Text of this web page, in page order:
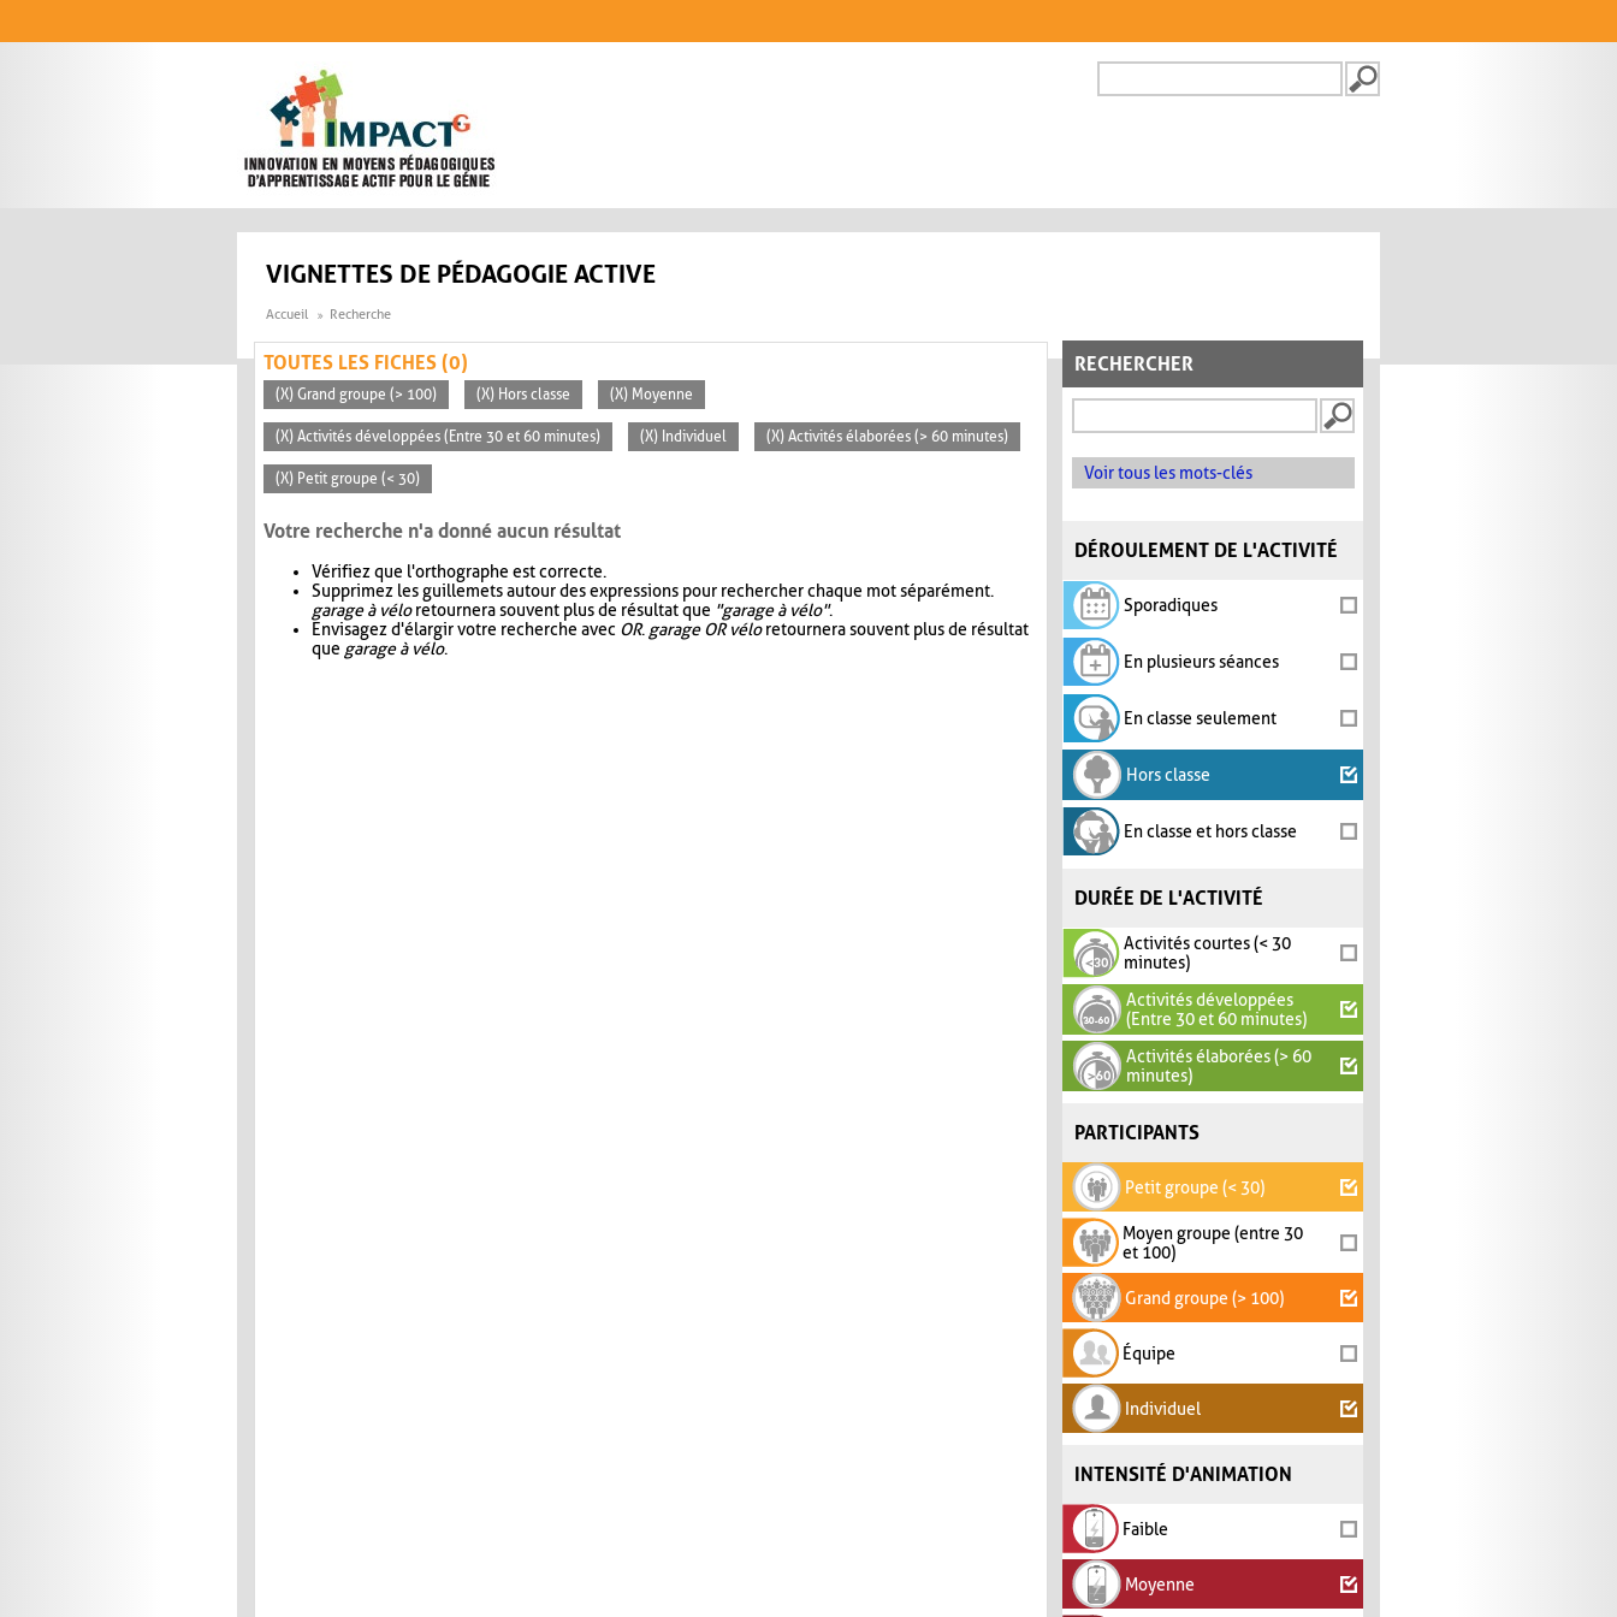
FORMULAIRE DE
VIGNETTES DE PÉDAGOGIE ACTIVE
Accueil Recherche
RECHERCHER
Voir tous les mots-clés
DÉROULEMENT DE L'ACTIVITÉ
Sporadiques
En plusieurs séances
En classe seulement
Hors classe
En classe et hors classe
DURÉE DE L'ACTIVITÉ
Activités courtes (< 30
minutes)
Activités développées
(Entre 30 et 60 minutes)
Activités élaborées (> 60
minutes)
PARTICIPANTS
Petit groupe (< 30)
Moyen groupe (entre 30
et 100)
Grand groupe (> 100)
Équipe
Individuel
INTENSITÉ D'ANIMATION
Faible
Moyenne
TOUTES LES FICHES (0)
(X) Grand groupe (> 100) (X) Hors classe (X) Moyenne
(X) Activités développées (Entre 30 et 60 minutes) (X) Individuel (X) Activités élaborées (> 60 minutes)
(X) Petit groupe (< 30)
Votre recherche n'a donné aucun résultat
Vérifiez que l'orthographe est correcte.
Supprimez les guillemets autour des expressions pour rechercher chaque mot séparément.
garage à véloretournera souvent plus de résultat que "garage à vélo".
Envisagez d'élargir votre recherche avec OR. garage OR véloretournera souvent plus de résultat
que garage à vélo.